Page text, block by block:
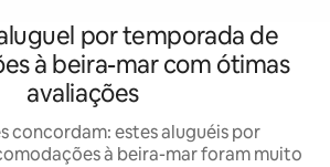
por temporada de
à beira-mar com ótimas
avaliações
concordam: estes aluguéis por
à beira-mar foram muito